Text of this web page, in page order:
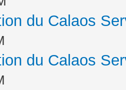
du Calaos
du Calaos